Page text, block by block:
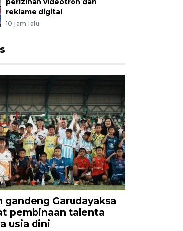
perizinan videotron dan
reklame digital
10 jam lalu
gandeng Garudayaksa
pembinaan talenta
usia dini